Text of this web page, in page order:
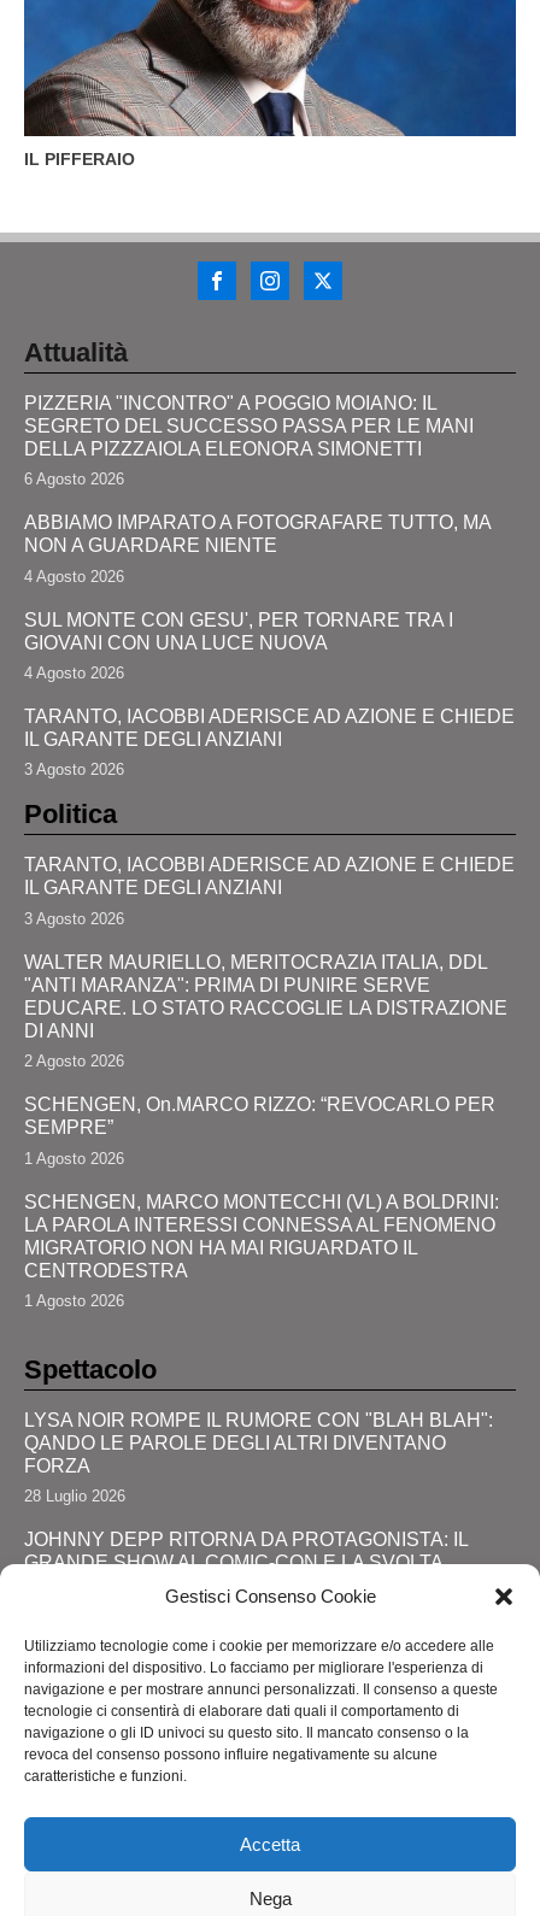
Gestisci Consenso Cookie
Utilizziamo tecnologie come i cookie per memorizzare e/o accedere alle
informazioni del dispositivo. Lo facciamo per migliorare l'esperienza di
navigazione e per mostrare annunci personalizzati. Il consenso a queste
tecnologie ci consentirà di elaborare dati quali il comportamento di
navigazione o gli ID univoci su questo sito. Il mancato consenso o la
revoca del consenso possono influire negativamente su alcune
caratteristiche e funzioni.
Accetta
Nega
IL PIFFERAIO
Attualità
PIZZERIA "INCONTRO" A POGGIO MOIANO: IL
SEGRETO DEL SUCCESSO PASSA PER LE MANI
DELLA PIZZZAIOLA ELEONORA SIMONETTI
6 Agosto 2026
ABBIAMO IMPARATO A FOTOGRAFARE TUTTO, MA
NON A GUARDARE NIENTE
4 Agosto 2026
SUL MONTE CON GESU', PER TORNARE TRA I
GIOVANI CON UNA LUCE NUOVA
4 Agosto 2026
TARANTO, IACOBBI ADERISCE AD AZIONE E CHIEDE
IL GARANTE DEGLI ANZIANI
3 Agosto 2026
Politica
TARANTO, IACOBBI ADERISCE AD AZIONE E CHIEDE
IL GARANTE DEGLI ANZIANI
3 Agosto 2026
WALTER MAURIELLO, MERITOCRAZIA ITALIA, DDL
"ANTI MARANZA": PRIMA DI PUNIRE SERVE
EDUCARE. LO STATO RACCOGLIE LA DISTRAZIONE
DI ANNI
2 Agosto 2026
SCHENGEN, On.MARCO RIZZO: “REVOCARLO PER
SEMPRE”
1 Agosto 2026
SCHENGEN, MARCO MONTECCHI (VL) A BOLDRINI:
LA PAROLA INTERESSI CONNESSA AL FENOMENO
MIGRATORIO NON HA MAI RIGUARDATO IL
CENTRODESTRA
1 Agosto 2026
Spettacolo
LYSA NOIR ROMPE IL RUMORE CON "BLAH BLAH":
QANDO LE PAROLE DEGLI ALTRI DIVENTANO
FORZA
28 Luglio 2026
JOHNNY DEPP RITORNA DA PROTAGONISTA: IL
GRANDE SHOW AL COMIC-CON E LA SVOLTA
RIMINI, LOLA STAR “ANTICIPA” IL PRIDE CON UNA
“PROMENADE” DI SPETTACOLI SUL LUNGOMARE DA
MAREBELLO A MIRAMARE
24 Luglio 2026
ROMA ACCENDE I RIFLETTORI SULL'ALTA MODA: IL
SOSTENIBILITA' E VISIONE INTERNAZIONALE